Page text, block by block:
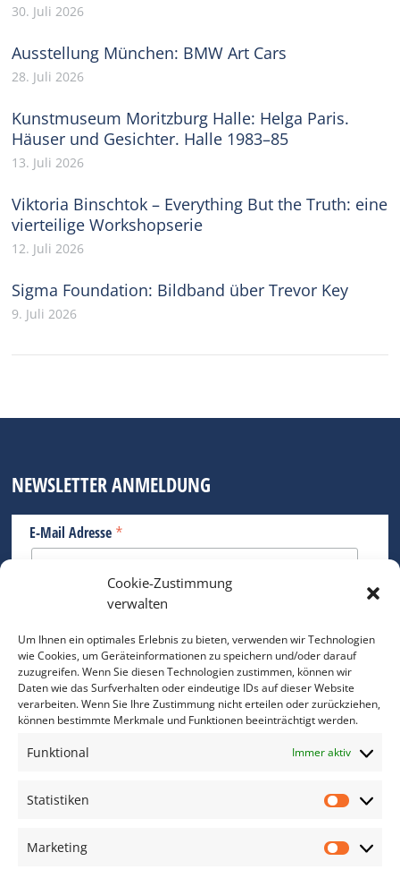
Cookie-Zustimmung
verwalten
Um Ihnen ein optimales Erlebnis zu bieten, verwenden wir Technologien
wie Cookies, um Geräteinformationen zu speichern und/oder darauf
zuzugreifen. Wenn Sie diesen Technologien zustimmen, können wir
Daten wie das Surfverhalten oder eindeutige IDs auf dieser Website
verarbeiten. Wenn Sie Ihre Zustimmung nicht erteilen oder zurückziehen,
können bestimmte Merkmale und Funktionen beeinträchtigt werden.
Funktional Immer aktiv
Statistiken
Marketing
30. Juli 2026
Ausstellung München: BMW Art Cars
28. Juli 2026
Kunstmuseum Moritzburg Halle: Helga Paris.
Häuser und Gesichter. Halle 1983–85
13. Juli 2026
Viktoria Binschtok – Everything But the Truth: eine
vierteilige Workshopserie
12. Juli 2026
Sigma Foundation: Bildband über Trevor Key
9. Juli 2026
NEWSLETTER ANMELDUNG
E-Mail Adresse *
Bitte geben Sie Ihre E-Mail Adresse ein.
*